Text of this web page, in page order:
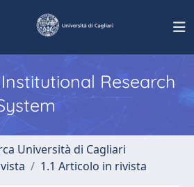
Institutional Research
Università di Cagliari
1.1 Articolo in rivista